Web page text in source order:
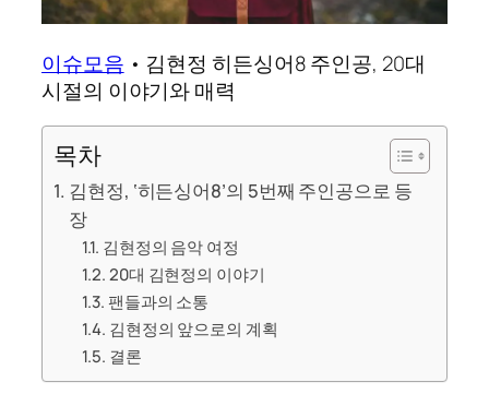
이슈모음 • 김현정 히든싱어8 주인공, 20대
시절의 이야기와 매력
목차
김현정, ‘히든싱어8’의 5번째 주인공으로 등
장
김현정의 음악 여정
20대 김현정의 이야기
팬들과의 소통
김현정의 앞으로의 계획
결론